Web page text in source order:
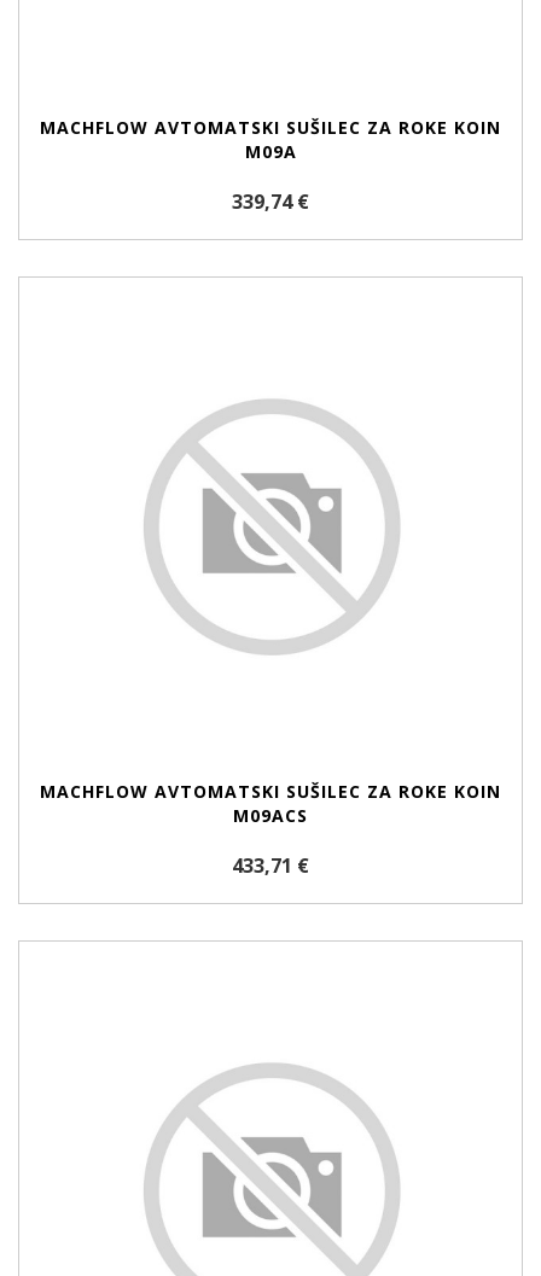
MACHFLOW AVTOMATSKI SUŠILEC ZA ROKE KOIN
M09A
339,74 €
MACHFLOW AVTOMATSKI SUŠILEC ZA ROKE KOIN
M09ACS
433,71 €